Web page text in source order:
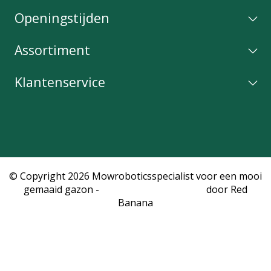
Openingstijden
Assortiment
Klantenservice
© Copyright 2026 Mowroboticsspecialist voor een mooi
gemaaid gazon -
door Red
Banana